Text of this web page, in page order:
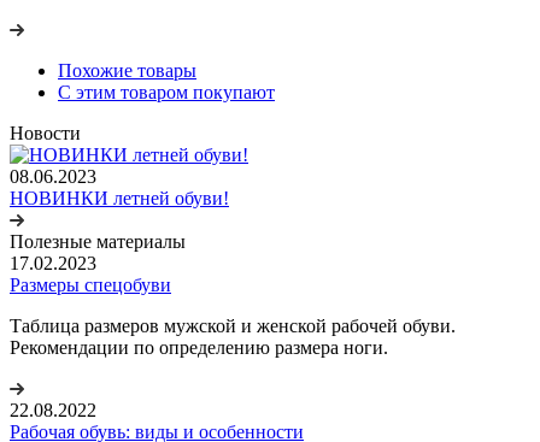
Похожие товары
С этим товаром покупают
Новости
08.06.2023
НОВИНКИ летней обуви!
Полезные материалы
17.02.2023
Размеры спецобуви
Таблица размеров мужской и женской рабочей обуви.
Рекомендации по определению размера ноги.
22.08.2022
Рабочая обувь: виды и особенности